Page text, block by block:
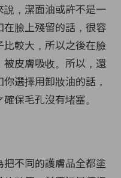
說，潔面油或許不是一
臉上殘留的話，很容
較大，所以之後在臉
被皮膚吸收。所以，還
選擇用卸妝油的話，
保毛孔沒有堵塞。
不同的護膚品全都塗